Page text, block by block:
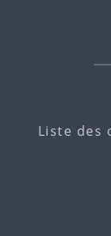
Liste des